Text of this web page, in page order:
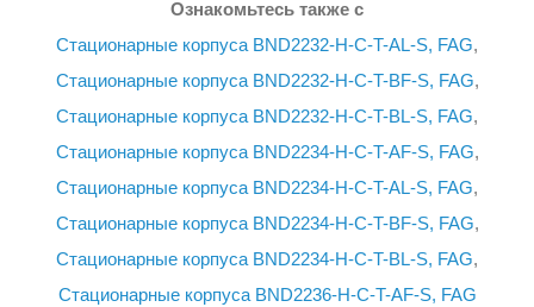
Ознакомьтесь также с
Стационарные корпуса BND2232-H-C-T-AL-S, FAG,
Стационарные корпуса BND2232-H-C-T-BF-S, FAG,
Стационарные корпуса BND2232-H-C-T-BL-S, FAG,
Стационарные корпуса BND2234-H-C-T-AF-S, FAG,
Стационарные корпуса BND2234-H-C-T-AL-S, FAG,
Стационарные корпуса BND2234-H-C-T-BF-S, FAG,
Стационарные корпуса BND2234-H-C-T-BL-S, FAG,
Стационарные корпуса BND2236-H-C-T-AF-S, FAG